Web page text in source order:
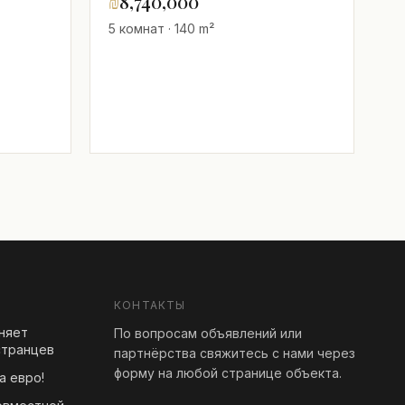
5 комнат · 140 m²
евро!
КОНТАКТЫ
По вопросам объявлений или
партнёрства свяжитесь с нами через
форму на любой странице объекта.